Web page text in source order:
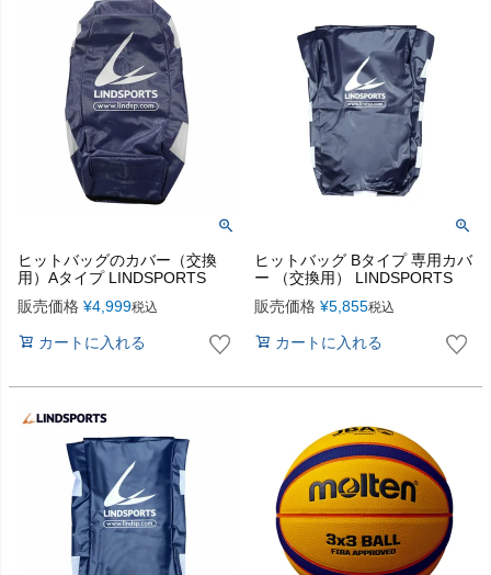
ヒットバッグのカバー（交換
用）Aタイプ LINDSPORTS
販売価格 ¥4,999税込
カートに入れる
ヒットバッグ Bタイプ 専用カバ
ー （交換用） LINDSPORTS
販売価格 ¥5,855税込
カートに入れる